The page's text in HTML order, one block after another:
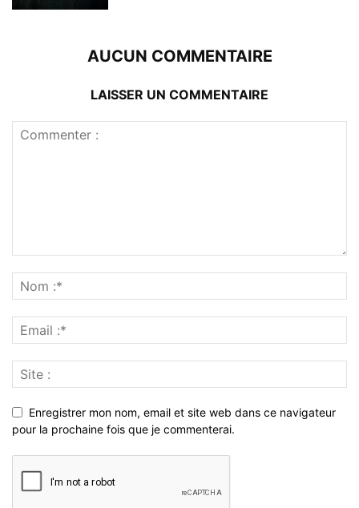
AUCUN COMMENTAIRE
LAISSER UN COMMENTAIRE
Enregistrer mon nom, email et site web dans ce navigateur
pour la prochaine fois que je commenterai.